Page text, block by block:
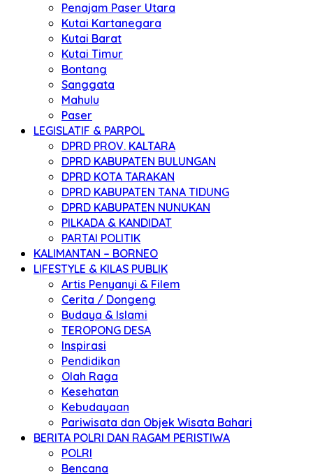
Penajam Paser Utara
Kutai Kartanegara
Kutai Barat
Kutai Timur
Bontang
Sanggata
Mahulu
Paser
LEGISLATIF & PARPOL
DPRD PROV. KALTARA
DPRD KABUPATEN BULUNGAN
DPRD KOTA TARAKAN
DPRD KABUPATEN TANA TIDUNG
DPRD KABUPATEN NUNUKAN
PILKADA & KANDIDAT
PARTAI POLITIK
KALIMANTAN – BORNEO
LIFESTYLE & KILAS PUBLIK
Artis Penyanyi & Filem
Cerita / Dongeng
Budaya & Islami
TEROPONG DESA
Inspirasi
Pendidikan
Olah Raga
Kesehatan
Kebudayaan
Pariwisata dan Objek Wisata Bahari
BERITA POLRI DAN RAGAM PERISTIWA
POLRI
Bencana